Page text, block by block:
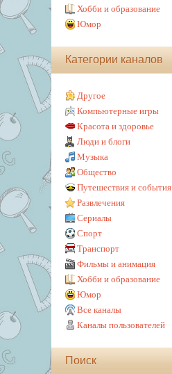
Хобби и образование
Юмор
Категории каналов
Другое
Компьютерные игры
Красота и здоровье
Люди и блоги
Музыка
Общество
Путешествия и события
Развлечения
Сериалы
Спорт
Транспорт
Фильмы и анимация
Хобби и образование
Юмор
Все каналы
Каналы пользователей
Поиск